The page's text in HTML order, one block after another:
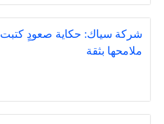
شركة سياك: حكاية صعودٍ كتبت
ملامحها بثقة